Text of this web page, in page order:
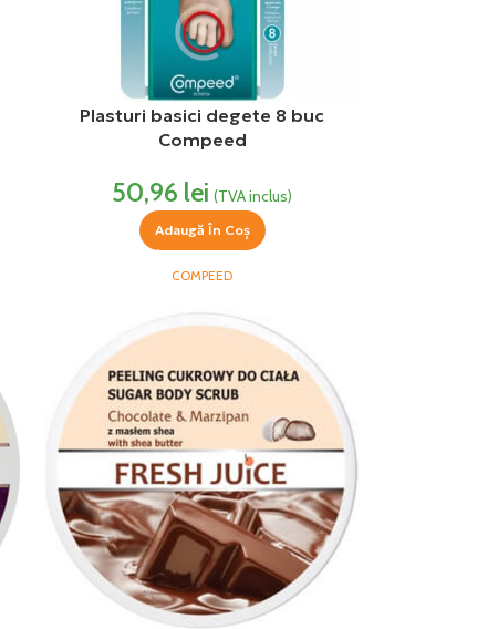
Plasturi basici degete 8 buc
Compeed
50,96 lei (TVA inclus)
Adaugă În Coș
COMPEED